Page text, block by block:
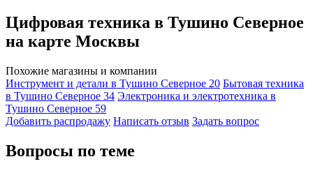
Цифровая техника в Тушино Северное
на карте Москвы
Похожие магазины и компании
Инструмент и детали в Тушино Северное 20 Бытовая техника
в Тушино Северное 34 Электроника и электротехника в
Тушино Северное 59
Добавить раcпродажу Написать отзыв Задать вопрос
Вопросы по теме